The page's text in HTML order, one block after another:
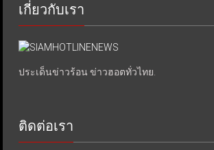
เกี่ยวกับเรา
ประเด็นข่าวร้อน ข่าวฮอตทั่วไทย.
ติดต่อเรา